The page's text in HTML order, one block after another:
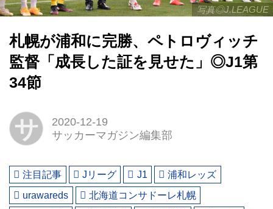
写真◎J.LEAGUE
札幌が浦和に完勝、ペトロヴィッチ
監督「成長した証を見せた」◎J1第
34節
サ
2020-12-19
サッカーマガジン編集部
注目記事 Jリーグ J1
浦和レッズ
urawareds
北海道コンサドーレ札幌